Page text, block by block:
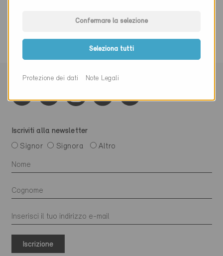
Iscriviti alla newsletter
Signor
Signora Altro
Iscrizione
Confermare la selezione
Seleziona tutti
Protezione dei dati Note Legali